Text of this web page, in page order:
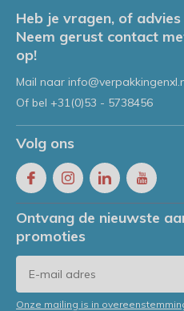
Heb je vragen, of
Neem gerust contact
op!
Mail naar
Of bel +31(0)53 - 5738456
Volg ons
Ontvang de nieuwste
promoties
Onze mailing is in